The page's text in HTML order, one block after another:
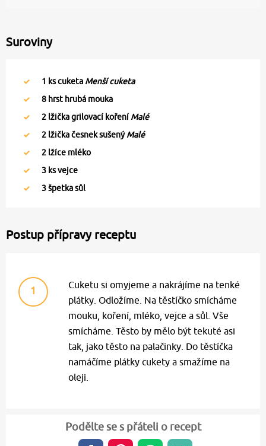
Suroviny
1 ks cuketa Menší cuketa
8 hrst hrubá mouka
2 lžička grilovací koření Malé
2 lžička česnek sušenýMalé
2 lžíce mléko
3 ks vejce
3špetka sůl
Postup přípravy receptu
1
Cuketu si omyjeme a nakrájíme na tenké
plátky. Odložíme. Na těstíčko smícháme
mouku, koření, mléko, vejce a sůl. Vše
smícháme. Těsto by mělo být tekuté asi
tak, jako těsto na palačinky. Do těstíčka
namáčíme plátky cukety a smažíme na
oleji.
Podělte se s přáteli o recept